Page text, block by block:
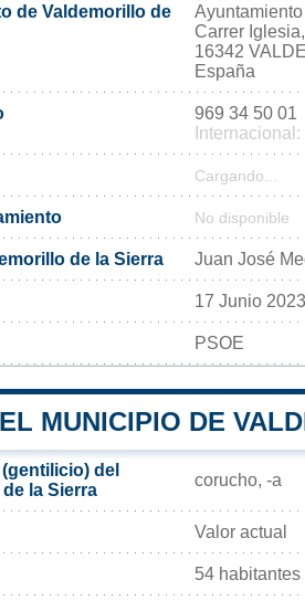
de Valdemorillo de
Carrer
16342
España
969 34 50 01
Cargando...
No disponible
de la Sierra Juan José
17 Junio 2023
PSOE
MUNICIPIO DE
del
la Sierra
corucho, -a
Valor actual
54 habitantes